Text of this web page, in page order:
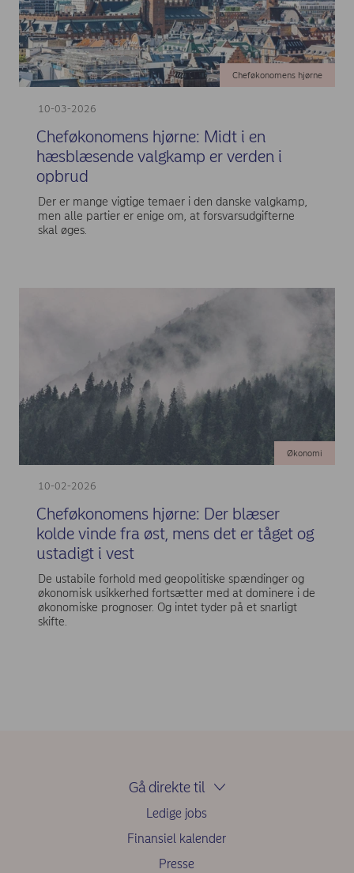
10-03-2026
Cheføkonomens hjørne
Cheføkonomens hjørne: Midt i en
hæsblæsende valgkamp er verden i
opbrud
Der er mange vigtige temaer i den danske valgkamp,
men alle partier er enige om, at forsvarsudgifterne
skal øges.
10-02-2026
Økonomi
Cheføkonomens hjørne: Der blæser
kolde vinde fra øst, mens det er tåget og
ustadigt i vest
De ustabile forhold med geopolitiske spændinger og
økonomisk usikkerhed fortsætter med at dominere i de
økonomiske prognoser. Og intet tyder på et snarligt
skifte.
Gå direkte til
Ledige jobs
Finansiel kalender
Presse